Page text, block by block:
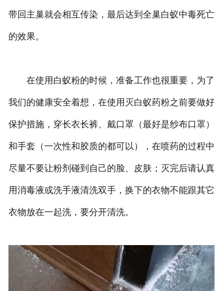
带回主巢就会相互传染，最后达到全巢白蚁中毒死亡
的效果。
在使用白蚁粉的时候，准备工作也很重要，为了
我们的健康安全着想，在使用灭白蚁药粉之前要做好
保护措施，穿长衣长裤、戴口罩（最好是纱布口罩）
和手套（一次性和胶质的都可以），在喷药的过程中
尽量不要让粉剂碰到自己的脸、皮肤；灭完后请认真
用消毒液或洗手液清洗双手，换下的衣物不能跟其它
衣物放在一起洗，要分开清洗。